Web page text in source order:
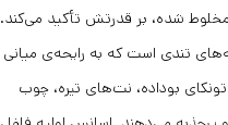
مخلوط شده، بر قدرتش تأکید می‌کند.
تندی است که به رایحه‌ی میانی
بوداده، نت‌های تیره، چوب